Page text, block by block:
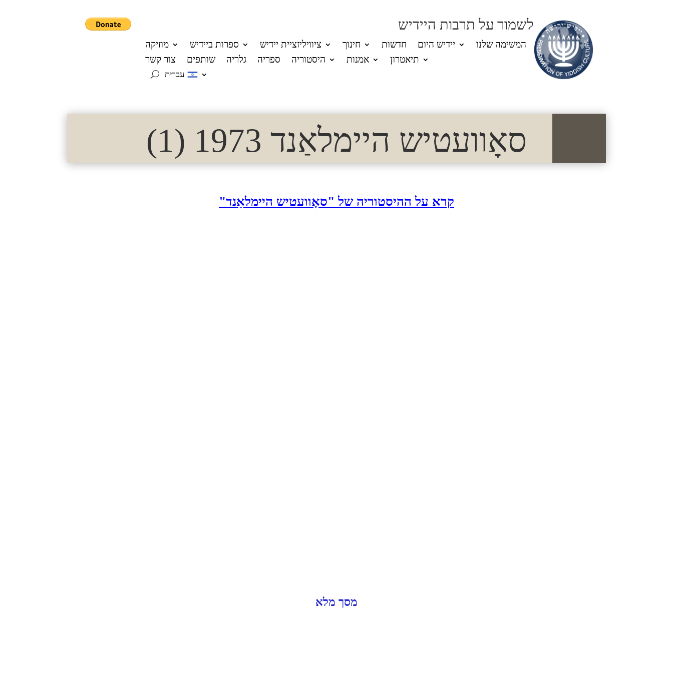
לשמור על תרבות היידיש
המשימה שלנו יידיש היום חדשות חינוך ציוויליזציית יידיש ספרות ביידיש
מוזיקה
תיאטרון
אמנות היסטוריה ספריה גלריה שותפים צור קשר
עברית
סאָוועטיש היימלאַנד 1973 (1)
קרא על ההיסטוריה של "סאָוועטיש היימלאַנד"
מסך מלא